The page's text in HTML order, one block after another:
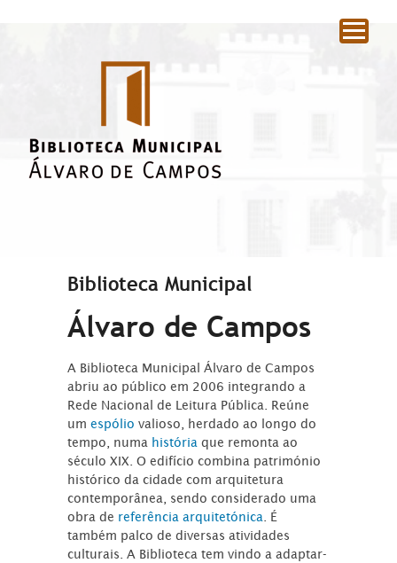
Biblioteca Municipal
Álvaro de Campos
A Biblioteca Municipal Álvaro de Campos
abriu ao público em 2006 integrando a
Rede Nacional de Leitura Pública. Reúne
umespóliovalioso, herdado ao longo do
tempo, numa história que remonta ao
século XIX. O edifício combina património
histórico da cidade com arquitetura
contemporânea, sendo considerado uma
obra de referência arquitetónica . É
também palco de diversas atividades
culturais. A Biblioteca tem vindo a adaptar-